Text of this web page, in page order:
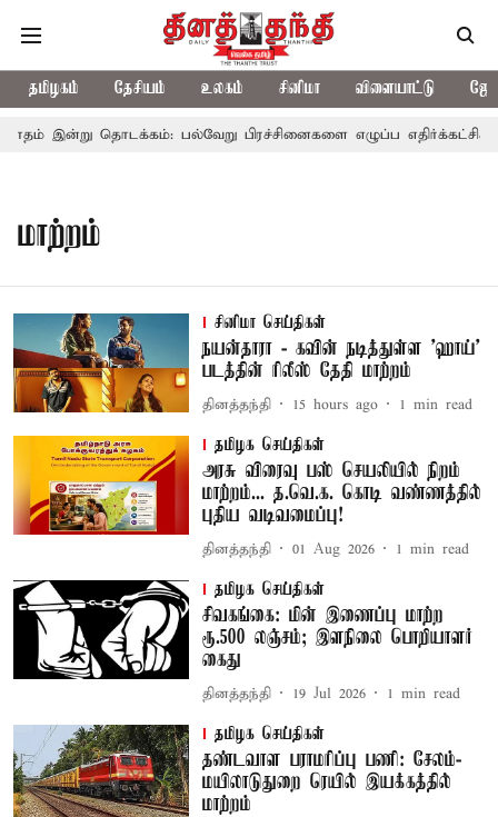
தமிழகம் தேசியம் உலகம் சினிமா விளையாட்டு
இன்று தொடக்கம்: பல்வேறு பிரச்சினைகளை எழுப்ப எதிர்க்கட்சிகள்
மாற்றம்
சினிமா செய்திகள்
நயன்தாரா - கவின் நடித்துள்ள 'ஹாய்'
படத்தின் ரிலீஸ் தேதி மாற்றம்
தினத்தந்தி 15 hours ago 1 min read
தமிழக செய்திகள்
அரசு விரைவு பஸ் செயலியில் நிறம்
மாற்றம்... த.வெ.க. கொடி வண்ணத்தில்
புதிய வடிவமைப்பு!
தினத்தந்தி 01 Aug 2026 1 min read
தமிழக செய்திகள்
சிவகங்கை: மின் இணைப்பு மாற்ற
ரூ.500 லஞ்சம்; இளநிலை பொறியாளர்
கைது
தினத்தந்தி 19 Jul 2026 1 min read
தமிழக செய்திகள்
தண்டவாள பராமரிப்பு பணி: சேலம்-
மயிலாடுதுறை ரெயில் இயக்கத்தில்
மாற்றம்